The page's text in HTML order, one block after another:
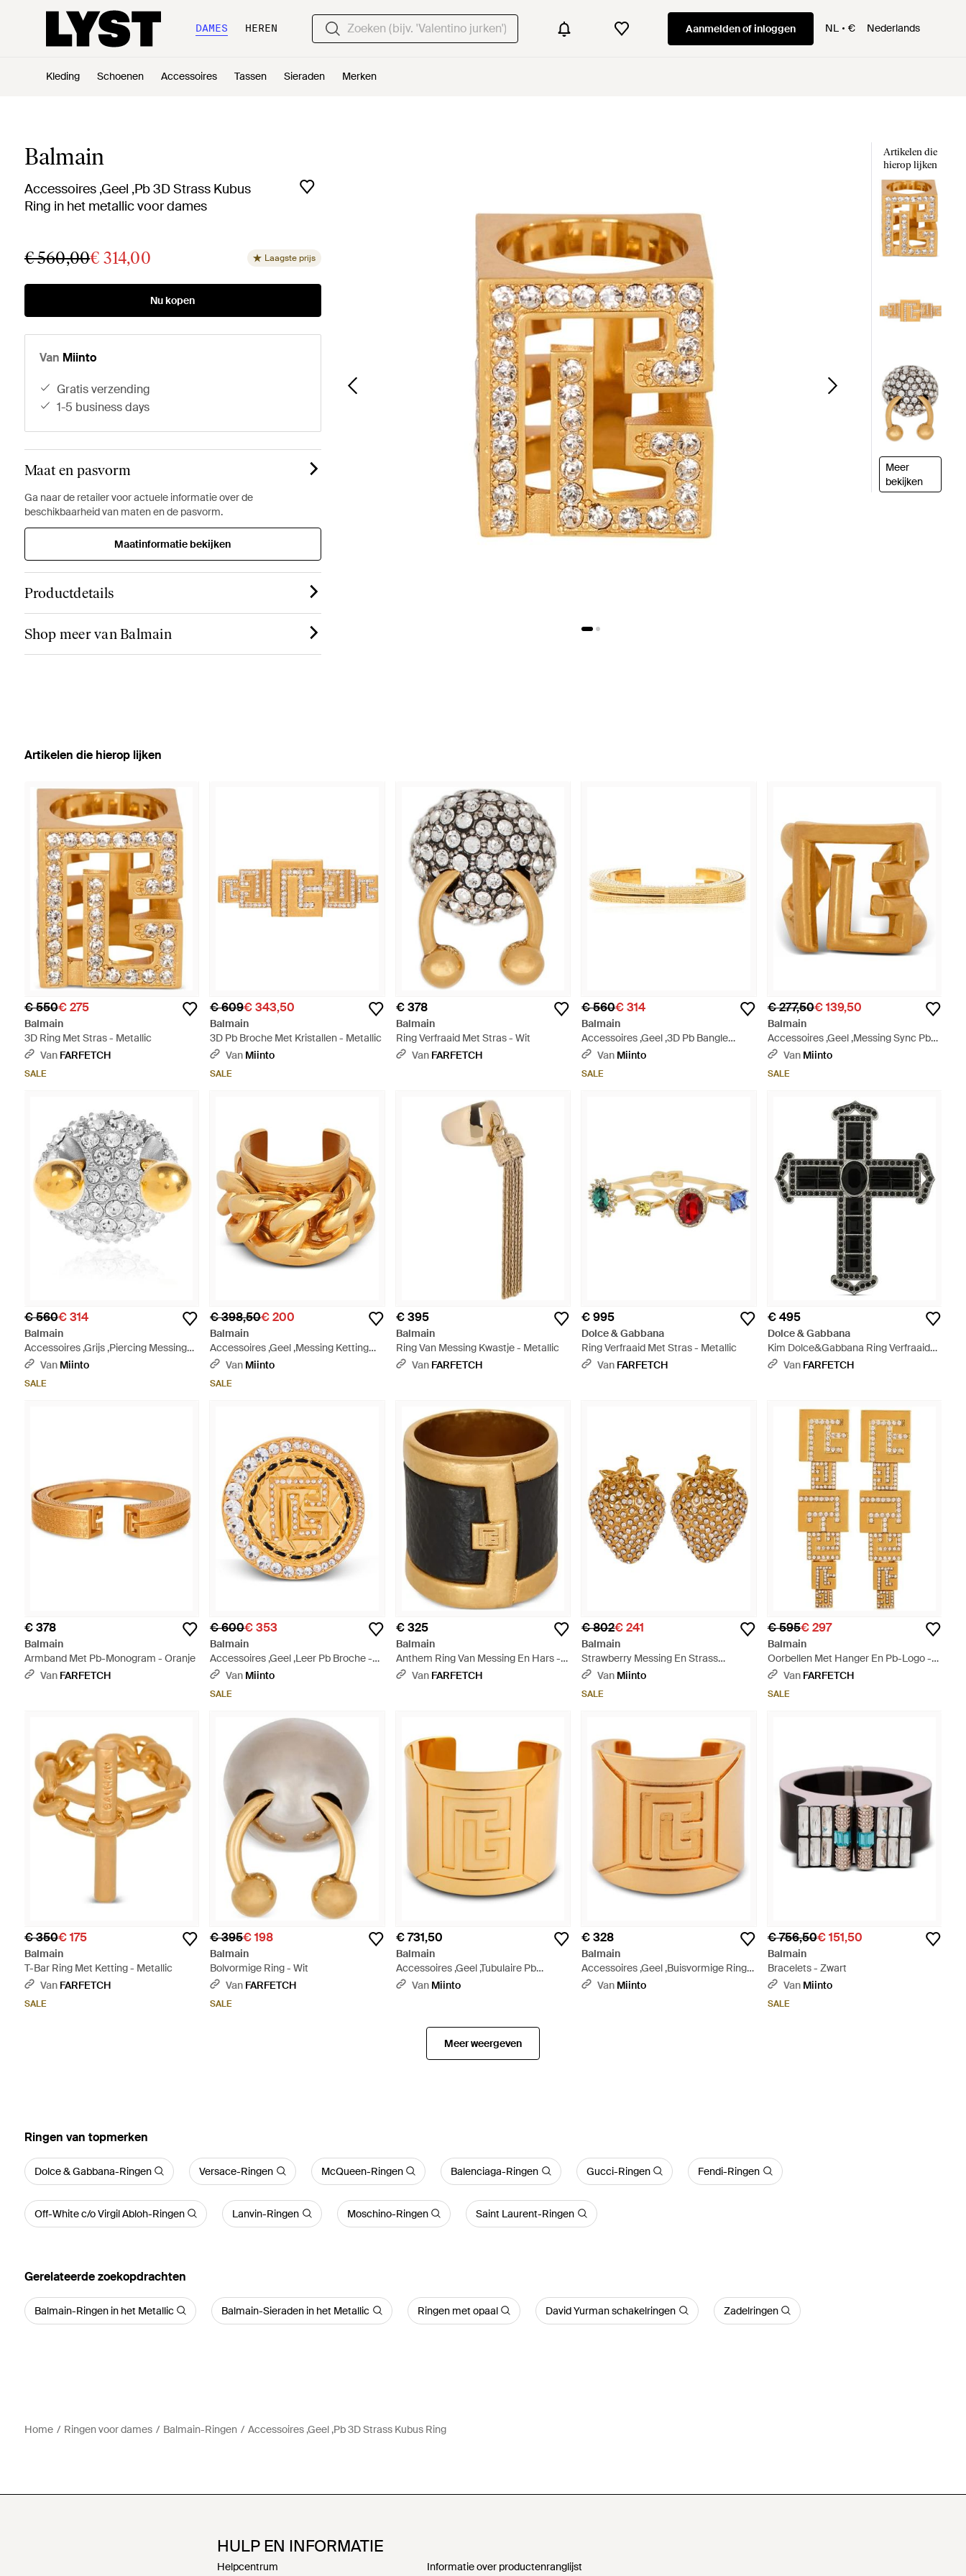
DAMES HEREN Aanmelden of inloggen NL € Nederlands
Kleding Schoenen Accessoires Tassen Sieraden Merken
Balmain
Accessoires ,Geel ,Pb 3D Strass Kubus
Ring in het metallic voor dames
€ 560,00€ 314,00 Laagste prijs
Nu kopen
Van Miinto
gratis verzending
1-5 business days
Maat en pasvorm
Ga naar de retailer voor actuele informatie over de
beschikbaarheid van maten en de pasvorm.
Maatinformatie bekijken
Productdetails
Shop meer van Balmain
Artikelen die
hierop lijken
Meer
bekijken
Artikelen die hierop lijken
€ 550€ 275
Balmain
3D Ring Met Stras - Metallic
Van FARFETCH
SALE
€ 609€ 343,50
Balmain
3D Pb Broche Met Kristallen - Metallic
Van Miinto
SALE
€ 378
Balmain
Ring Verfraaid Met Stras - Wit
Van FARFETCH
€ 560€ 314
Balmain
Accessoires ,Geel ,3D Pb Bangle
Armband - Metallic
Van Miinto
SALE
€ 277,50€ 139,50
Balmain
Accessoires ,Geel ,Messing Sync Pb
Ring - Metallic
Van Miinto
SALE
€ 560€ 314
Balmain
Accessoires ,Grijs ,Piercing Messing
En Strass Ring - Metallic
Van Miinto
SALE
€ 398,50€ 200
Balmain
Accessoires ,Geel ,Messing Ketting
Ring - Metallic
Van Miinto
SALE
€ 395
Balmain
Ring Van Messing Kwastje - Metallic
Van FARFETCH
€ 995
Dolce & Gabbana
Ring Verfraaid Met Stras - Metallic
Van FARFETCH
€ 495
Dolce & Gabbana
Kim Dolce&Gabbana Ring Verfraaid
Met Stras - Metallic
Van FARFETCH
€ 378
Balmain
Armband Met Pb-Monogram - Oranje
Van FARFETCH
€ 600€ 353
Balmain
Accessoires ,Geel ,Leer Pb Broche -
Metallic
Van Miinto
SALE
€ 325
Balmain
Anthem Ring Van Messing En Hars -
Zwart
Van FARFETCH
€ 802€ 241
Balmain
Strawberry Messing En Strass
Oorbellen - Metallic
Van Miinto
SALE
€ 595€ 297
Balmain
Oorbellen Met Hanger En Pb-Logo -
Metallic
Van FARFETCH
SALE
€ 350€ 175
Balmain
T-Bar Ring Met Ketting - Metallic
Van FARFETCH
SALE
€ 395€ 198
Balmain
Bolvormige Ring - Wit
Van FARFETCH
SALE
€ 731,50
Balmain
Accessoires ,Geel ,Tubulaire Pb
Armband - Metallic
Van Miinto
€ 328
Balmain
Accessoires ,Geel ,Buisvormige Ring -
Metallic
Van Miinto
€ 756,50€ 151,50
Balmain
Bracelets - Zwart
Van Miinto
SALE
Meer weergeven
‪Ringen‬ van topmerken
Dolce & Gabbana-Ringen Versace-Ringen McQueen-Ringen Balenciaga-Ringen Gucci-Ringen Fendi-Ringen
Off-White c/o Virgil Abloh-Ringen Lanvin-Ringen Moschino-Ringen Saint Laurent-Ringen
Gerelateerde zoekopdrachten
Balmain-Ringen in het Metallic Balmain-Sieraden in het Metallic Ringen met opaal David Yurman schakelringen Zadelringen
Home Ringen voor dames Balmain-Ringen Accessoires ,Geel ,Pb 3D Strass Kubus Ring
HULP EN INFORMATIE
Helpcentrum Informatie over productenranglijst